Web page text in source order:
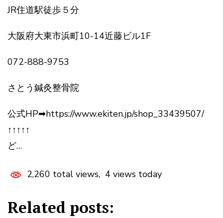
JR住道駅徒歩５分
大阪府大東市浜町10-14近藤ビル1F
072-888-9753
さとう鍼灸整骨院
公式HP➡https://www.ekiten.jp/shop_33439507/
↑↑↑↑↑
ど…
2,260 total views, 4 views today
Related posts: